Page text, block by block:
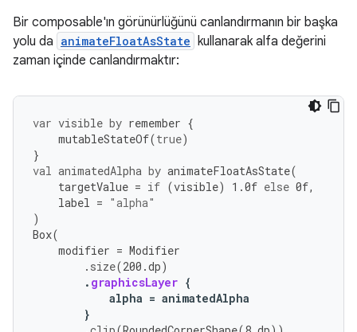
Bir composable'ın görünürlüğünü canlandırmanın bir başka
yolu da animateFloatAsState kullanarak alfa değerini
zaman içinde canlandırmaktır:
var visible by remember {
mutableStateOf(true)
}
val animatedAlpha by animateFloatAsState(
targetValue = if (visible) 1.0f else 0f,
label = "alpha"
)
Box(
modifier = Modifier
. size(200.dp)
. graphicsLayer {
alpha = animatedAlpha
}